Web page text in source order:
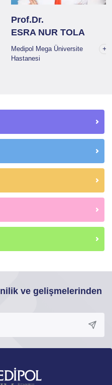
Prof.Dr.
ESRA NUR TOLA
Medipol Mega Üniversite
Hastanesi
+1
ve gelişmelerinden